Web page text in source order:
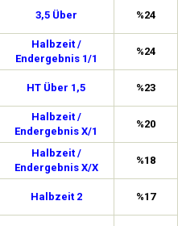
3,5 Über %24
Halbzeit /
Endergebnis 1/1
%24
HT Über 1,5 %23
Halbzeit /
Endergebnis X/1
%20
Halbzeit /
Endergebnis X/X
%18
Halbzeit 2 %17